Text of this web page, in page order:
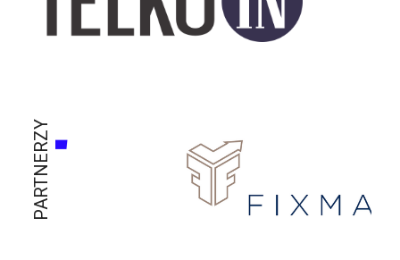
PARTNERZY